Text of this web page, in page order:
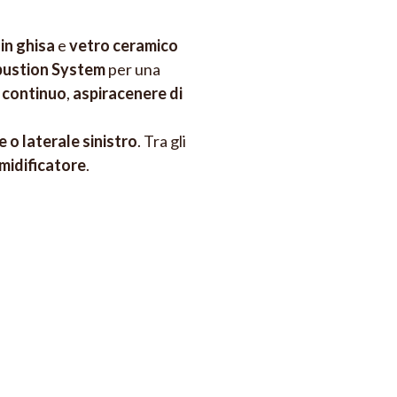
ghisa evetro ceramico
Systemper una
continuo, aspiracenere di
o laterale sinistro. Tra gli
.